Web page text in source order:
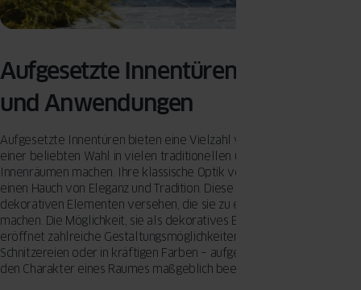
Aufgesetzte Innentüren: Vorteile
und Anwendungen
Aufgesetzte Innentüren bieten eine Vielzahl von Vorteilen, die sie zu
einer beliebten Wahl in vielen traditionellen und rustikalen
Innenräumen machen. Ihre klassische Optik verleiht jedem Raum
einen Hauch von Eleganz und Tradition. Diese Türen sind oft mit
dekorativen Elementen versehen, die sie zu einem echten Blickfang
machen. Die Möglichkeit, sie als dekoratives Element zu nutzen,
eröffnet zahlreiche Gestaltungsmöglichkeiten. Ob mit aufwendigen
Schnitzereien oder in kräftigen Farben – aufgesetzte Türen können
den Charakter eines Raumes maßgeblich beeinflussen.